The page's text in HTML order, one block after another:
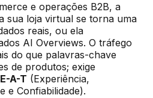
e operações B2B, a
sua loja virtual se torna uma
reais, ou ela
AI Overviews. O tráfego
do que palavras-chave
de produtos; exige
A-T (Experiência,
e Confiabilidade).